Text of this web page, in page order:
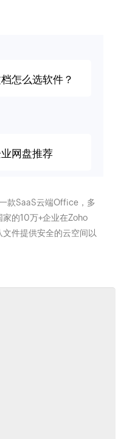
怎么选软件？
网盘推荐
款SaaS云端Office，多
的10万+企业在Zoho
件提供安全的云空间以